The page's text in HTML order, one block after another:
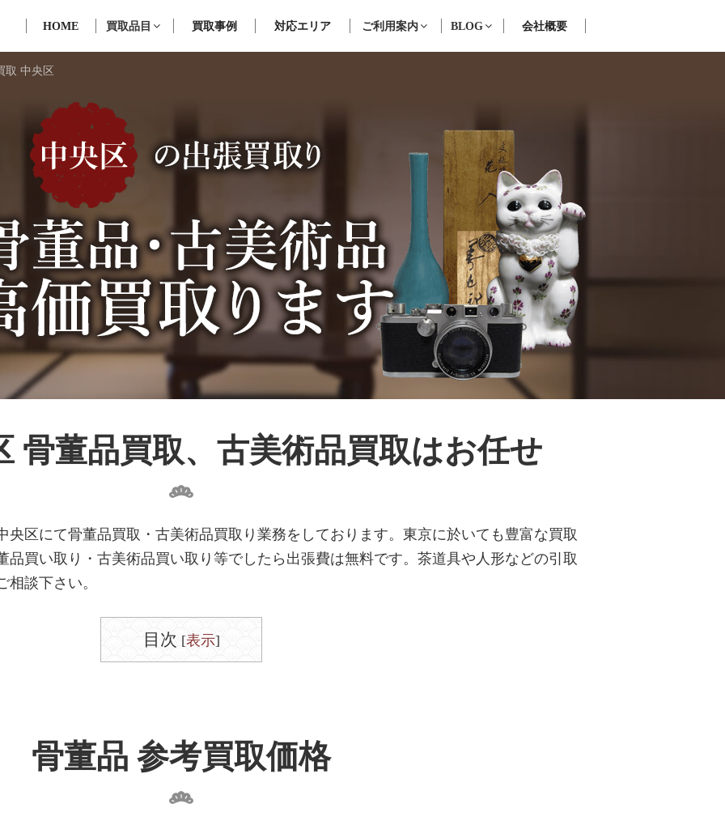
HOME 買取品目 買取事例 対応エリア ご利用案内 BLOG 会社概要
取 中央区
骨董品買取、古美術品買取はお任せ
央区にて骨董品買取・古美術品買取り業務をしております。東京に於いても豊富な買取
品買い取り・古美術品買い取り等でしたら出張費は無料です。茶道具や人形などの引取
談下さい。
目次 [表示]
骨董品 参考買取価格